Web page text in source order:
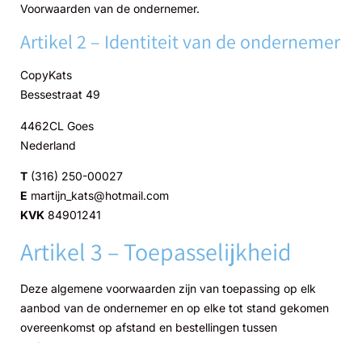
Voorwaarden van de ondernemer.
Artikel 2 – Identiteit van de ondernemer
CopyKats
Bessestraat 49
4462CL Goes
Nederland
T (316) 250-00027
E martijn_kats@hotmail.com
KVK 84901241
Artikel 3 – Toepasselijkheid
Deze algemene voorwaarden zijn van toepassing op elk
aanbod van de ondernemer en op elke tot stand gekomen
overeenkomst op afstand en bestellingen tussen